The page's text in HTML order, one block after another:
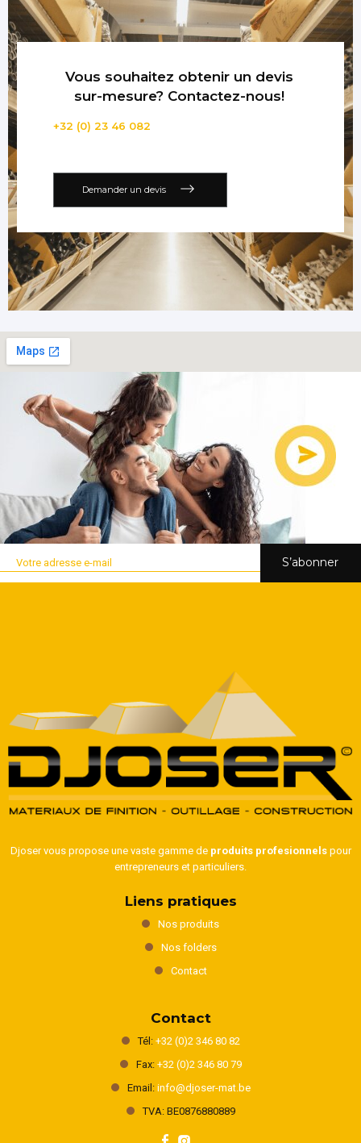
Vous souhaitez obtenir un devis
sur-mesure? Contactez-nous!
+32 (0) 23 46 082
Demander un devis
S’abonner
Djoser vous propose une vaste gamme de produits profesionnelspour
entrepreneurs et particuliers.
Liens pratiques
Nos produits
Nos folders
Contact
Contact
Tél: +32 (0)2 346 80 82
Fax: +32 (0)2 346 80 79
Email: info@djoser-mat.be
TVA: BE0876880889